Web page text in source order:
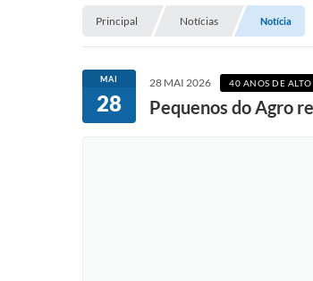
Principal Notícias Notícia
MAI
28
28 MAI 2026 40 ANOS DE ALTO
Pequenos do Agro